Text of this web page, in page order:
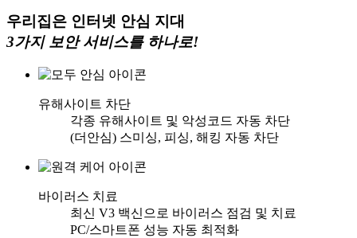
우리집은 인터넷 안심 지대
3가지 보안 서비스를 하나로!
유해사이트 차단
각종 유해사이트 및 악성코드 자동 차단
(더안심) 스미싱, 피싱, 해킹 자동 차단
바이러스 치료
최신 V3 백신으로 바이러스 점검 및 치료
PC/스마트폰 성능 자동 최적화